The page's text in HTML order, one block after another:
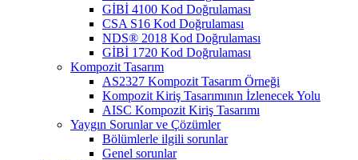
GİBİ 4100 Kod Doğrulaması
CSA S16 Kod Doğrulaması
NDS® 2018 Kod Doğrulaması
GİBİ 1720 Kod Doğrulaması
Kompozit Tasarım
AS2327 Kompozit Tasarım Örneği
Kompozit Kiriş Tasarımının İzlenecek Yolu
AISC Kompozit Kiriş Tasarımı
Yaygın Sorunlar ve Çözümler
Bölümlerle ilgili sorunlar
Genel sorunlar